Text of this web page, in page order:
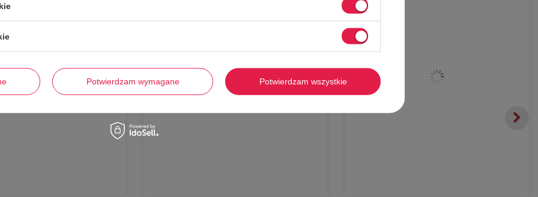
Potwierdzam wymagane Potwierdzam wszystkie